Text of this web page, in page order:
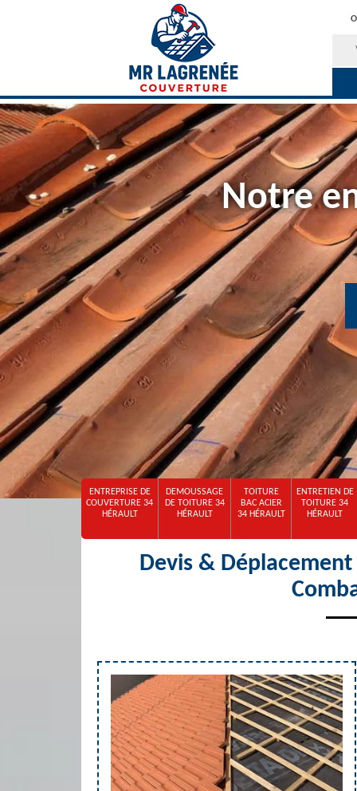
Notre
ENTREPRISE DE
COUVERTURE 34
HÉRAULT
DEMOUSSAGE
DE TOITURE 34
HÉRAULT
TOITURE
BAC ACIER
34 HÉRAULT
ENTRETIEN DE
TOITURE 34
HÉRAULT
Devis &